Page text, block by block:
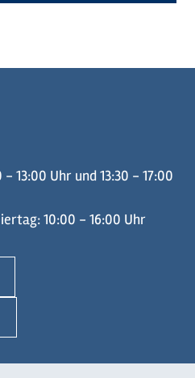
13:00 Uhr und 13:30 - 17:00
10:00 - 16:00 Uhr